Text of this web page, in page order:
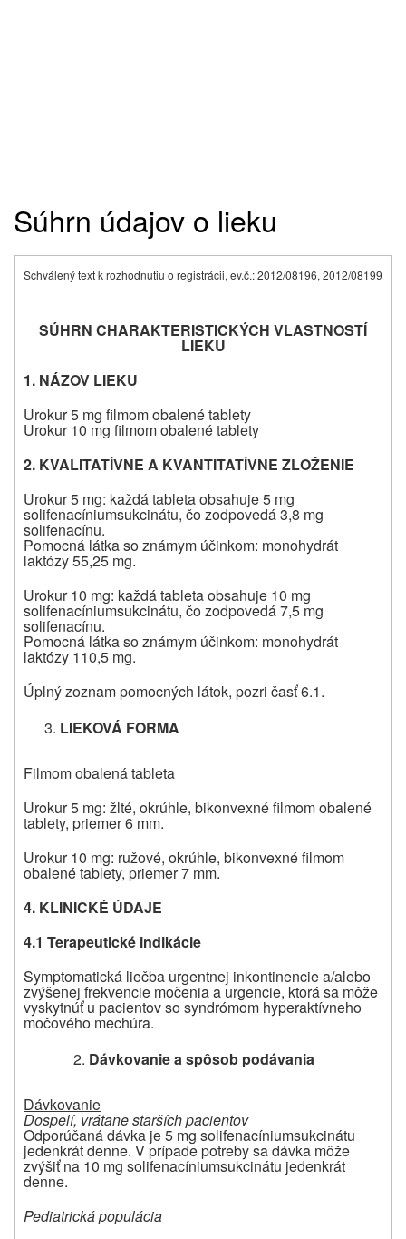
Súhrn údajov o lieku
Schválený text k rozhodnutiu o registrácii, ev.č.: 2012/08196, 2012/08199
SÚHRN CHARAKTERISTICKÝCH VLASTNOSTÍ
LIEKU
1. NÁZOV LIEKU
Urokur 5 mg filmom obalené tablety
Urokur 10 mg filmom obalené tablety
2. KVALITATÍVNE A KVANTITATÍVNE ZLOŽENIE
Urokur 5 mg: každá tableta obsahuje 5 mg
solifenacíniumsukcinátu, čo zodpovedá 3,8 mg
solifenacínu.
Pomocná látka so známym účinkom: monohydrát
laktózy 55,25 mg.
Urokur 10 mg: každá tableta obsahuje 10 mg
solifenacíniumsukcinátu, čo zodpovedá 7,5 mg
solifenacínu.
Pomocná látka so známym účinkom: monohydrát
laktózy 110,5 mg.
Úplný zoznam pomocných látok, pozri časť 6.1.
LIEKOVÁ FORMA
Filmom obalená tableta
Urokur 5 mg: žlté, okrúhle, bikonvexné filmom obalené
tablety, priemer 6 mm.
Urokur 10 mg: ružové, okrúhle, bikonvexné filmom
obalené tablety, priemer 7 mm.
4. KLINICKÉ ÚDAJE
4.1 Terapeutické indikácie
Symptomatická liečba urgentnej inkontinencie a/alebo
zvýšenej frekvencie močenia a urgencie, ktorá sa môže
vyskytnúť u pacientov so syndrómom hyperaktívneho
močového mechúra.
Dávkovanie a spôsob podávania
Dávkovanie
Dospelí, vrátane starších pacientov
Odporúčaná dávka je 5 mg solifenacíniumsukcinátu
jedenkrát denne. V prípade potreby sa dávka môže
zvýšiť na 10 mg solifenacíniumsukcinátu jedenkrát
denne.
Pediatrická populácia